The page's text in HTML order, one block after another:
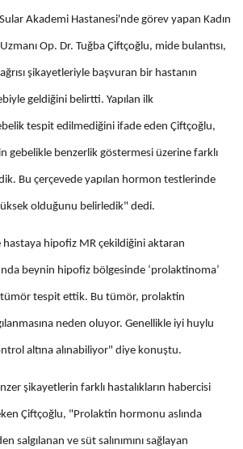
Akademi Hastanesi'nde görev yapan Kadın
Op. Dr. Tuğba Çiftçoğlu, mide bulantısı,
şikayetleriyle başvuran bir hastanın
geldiğini belirtti. Yapılan ilk
tespit edilmediğini ifade eden Çiftçoğlu,
gebelikle benzerlik göstermesi üzerine farklı
Bu çerçevede yapılan hormon testlerinde
olduğunu belirledik" dedi.
hastaya hipofiz MR çekildiğini aktaran
beynin hipofiz bölgesinde ‘prolaktinoma’
tümör tespit ettik. Bu tümör, prolaktin
neden oluyor. Genellikle iyi huylu
altına alınabiliyor" diye konuştu.
şikayetlerin farklı hastalıkların habercisi
Çiftçoğlu, "Prolaktin hormonu aslında
salgılanan ve süt salınımını sağlayan